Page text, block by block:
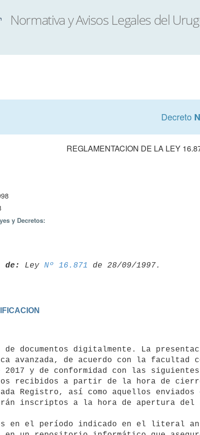
Decreto
REGLAMENTACION DE LA LEY
y Decretos:
de: Ley Nº 16.871
avanzada, de acuerdo con la
2017 y de conformidad con las
recibidos a partir de la hora de
en el período indicado en el literal